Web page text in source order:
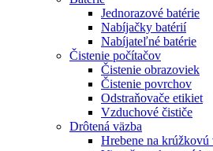
Jednorazové batérie
Nabíjačky batérií
Nabíjateľné batérie
Čistenie počítačov
Čistenie obrazoviek
Čistenie povrchov
Odstraňovače etikiet
Vzduchové čističe
Drôtená väzba
Hrebene na krúžkovú